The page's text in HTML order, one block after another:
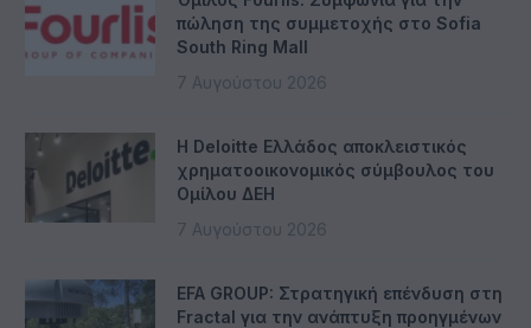
πώληση της συμμετοχής στο Sofia
South Ring Mall
7 Αυγούστου 2026
Η Deloitte Ελλάδος αποκλειστικός
χρηματοοικονομικός σύμβουλος του
Ομίλου ΔΕΗ
7 Αυγούστου 2026
EFA GROUP: Στρατηγική επένδυση στη
Fractal για την ανάπτυξη προηγμένων